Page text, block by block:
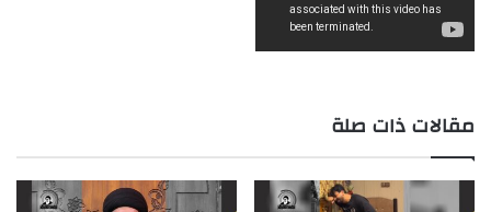
مقالات ذات صلة